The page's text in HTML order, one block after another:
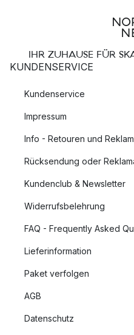
IHR ZUHAUSE FÜR
KUNDENSERVICE
Kundenservice
Impressum
Info - Retouren und
Rücksendung oder
Kundenclub & Newsletter
Widerrufsbelehrung
FAQ - Frequently Asked
Lieferinformation
Paket verfolgen
AGB
Datenschutz